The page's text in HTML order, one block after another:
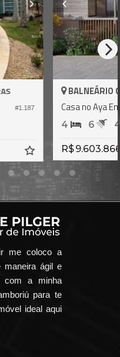
#2.062
DO ESTALEIRO
me coloco a
maneira ágil e
com a minha
para te
ideal aqui